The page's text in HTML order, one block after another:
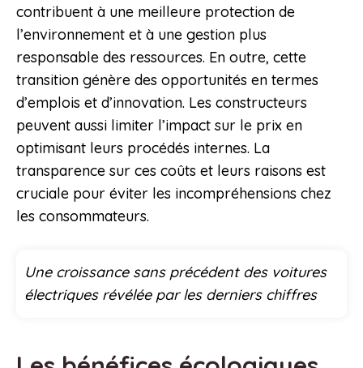
contribuent à une meilleure protection de
l’environnement et à une gestion plus
responsable des ressources. En outre, cette
transition génère des opportunités en termes
d’emplois et d’innovation. Les constructeurs
peuvent aussi limiter l’impact sur le prix en
optimisant leurs procédés internes. La
transparence sur ces coûts et leurs raisons est
cruciale pour éviter les incompréhensions chez
les consommateurs.
Une croissance sans précédent des voitures
électriques révélée par les derniers chiffres